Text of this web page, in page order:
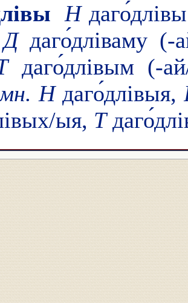
Н
Ддаго́дліваму
даго́длівым (-
мн. Ндаго́длівыя,
ыя, Т